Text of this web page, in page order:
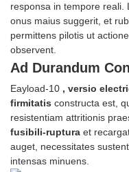
responsa in tempore reali.
onus maius suggerit, et
permittens pilotis ut
observent.
Ad Durandum
Eayload-10 , versio
firmitatis constructa est,
resistentiam attritionis
fusibili-ruptura et
auget, necessitates
intensas minuens.